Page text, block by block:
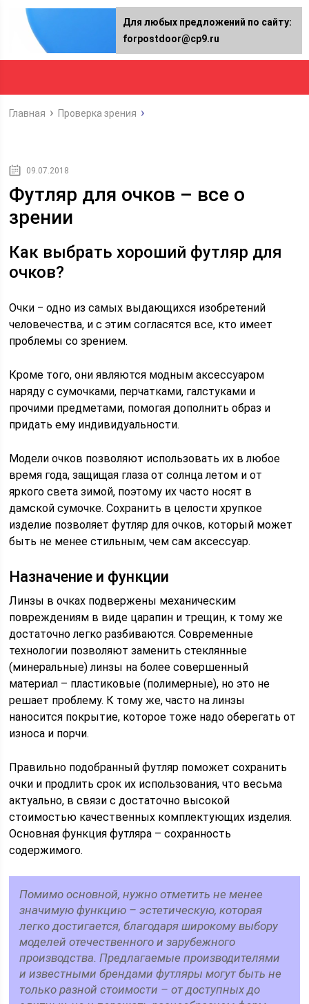
Главная Проверка зрения
09.07.2018
Футляр для очков – все о
зрении
Как выбрать хороший футляр для
очков?
Очки ‒ одно из самых выдающихся изобретений
человечества, и с этим согласятся все, кто имеет
проблемы со зрением.
Кроме того, они являются модным аксессуаром
наряду с сумочками, перчатками, галстуками и
прочими предметами, помогая дополнить образ и
придать ему индивидуальности.
Модели очков позволяют использовать их в любое
время года, защищая глаза от солнца летом и от
яркого света зимой, поэтому их часто носят в
дамской сумочке. Сохранить в целости хрупкое
изделие позволяет футляр для очков, который может
быть не менее стильным, чем сам аксессуар.
Назначение и функции
Линзы в очках подвержены механическим
повреждениям в виде царапин и трещин, к тому же
достаточно легко разбиваются. Современные
технологии позволяют заменить стеклянные
(минеральные) линзы на более совершенный
материал – пластиковые (полимерные), но это не
решает проблему. К тому же, часто на линзы
наносится покрытие, которое тоже надо оберегать от
износа и порчи.
Правильно подобранный футляр поможет сохранить
очки и продлить срок их использования, что весьма
актуально, в связи с достаточно высокой
стоимостью качественных комплектующих изделия.
Основная функция футляра – сохранность
содержимого.
Помимо основной, нужно отметить не менее
значимую функцию – эстетическую, которая
легко достигается, благодаря широкому выбору
моделей отечественного и зарубежного
производства. Предлагаемые производителями
и известными брендами футляры могут быть не
только разной стоимости – от доступных до
Для любых предложений по сайту:
forpostdoor@cp9.ru